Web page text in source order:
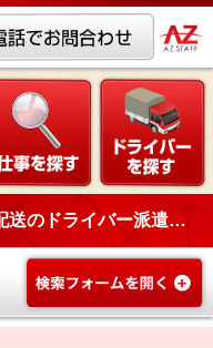
鳥取県 湯梨浜町 コンビニルート配送のドライバー派遣一覧